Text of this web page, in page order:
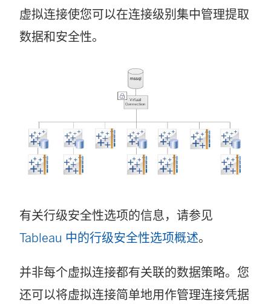
虚拟连接使您可以在连接级别集中管理提取
数据和安全性。
有关行级安全性选项的信息，请参见
Tableau 中的行级安全性选项概述。
并非每个虚拟连接都有关联的数据策略。您
还可以将虚拟连接简单地用作管理连接凭据